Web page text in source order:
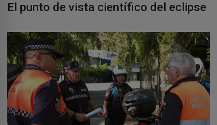
El punto de vista científico del eclipse